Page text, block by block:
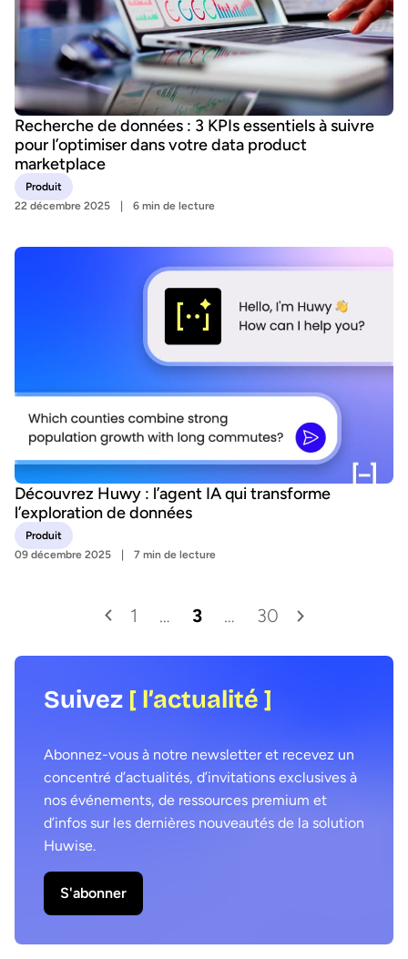
Recherche de données : 3 KPIs essentiels à suivre
pour l’optimiser dans votre data product
marketplace
Produit
22 décembre 2025
6 min de lecture
Découvrez Huwy : l’agent IA qui transforme
l’exploration de données
Produit
09 décembre 2025
7 min de lecture
1 … 3 … 30
Suivez [ l’actualité ]
Abonnez-vous à notre newsletter et recevez un
concentré d’actualités, d’invitations exclusives à
nos événements, de ressources premium et
d’infos sur les dernières nouveautés de la solution
Huwise.
S'abonner